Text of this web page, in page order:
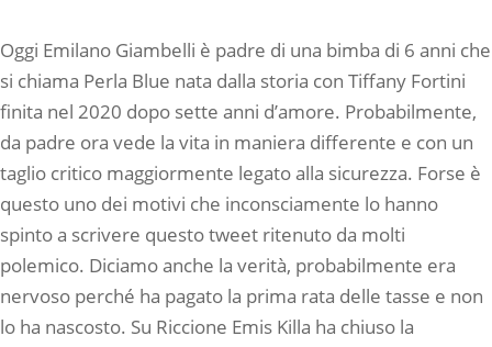
Oggi Emilano Giambelli è padre di una bimba di 6 anni che
si chiama Perla Blue nata dalla storia con Tiffany Fortini
finita nel 2020 dopo sette anni d’amore. Probabilmente,
da padre ora vede la vita in maniera differente e con un
taglio critico maggiormente legato alla sicurezza. Forse è
questo uno dei motivi che inconsciamente lo hanno
spinto a scrivere questo tweet ritenuto da molti
polemico. Diciamo anche la verità, probabilmente era
nervoso perché ha pagato la prima rata delle tasse e non
lo ha nascosto. Su Riccione Emis Killa ha chiuso la